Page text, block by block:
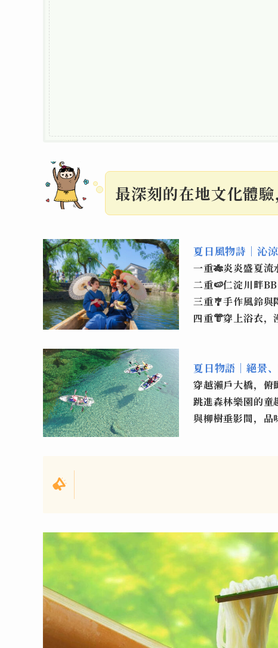
最深刻的在地文化體
夏日風物詩｜沁
一重🎋炎炎盛夏流
二重🍉仁淀川畔
三重🎐手作風鈴與
四重👘穿上浴衣，
夏日物語｜絕景
穿越瀨戶大橋，俯
跳進森林樂園的童
與柳樹垂影間，品